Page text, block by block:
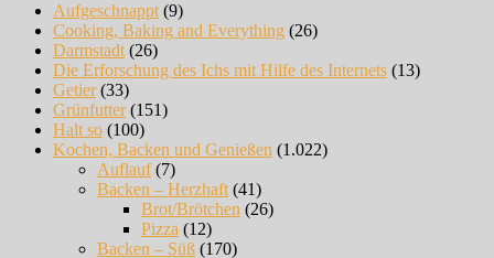
Aufgeschnappt (9)
Cooking, Baking and Everything (26)
Darmstadt (26)
Die Erforschung des Ichs mit Hilfe des Internets (13)
Getier(33)
Grünfutter(151)
Halt so (100)
Kochen, Backen und Genießen (1.022)
Auflauf(7)
Backen – Herzhaft (41)
Brot/Brötchen (26)
Pizza (12)
Backen – Süß (170)